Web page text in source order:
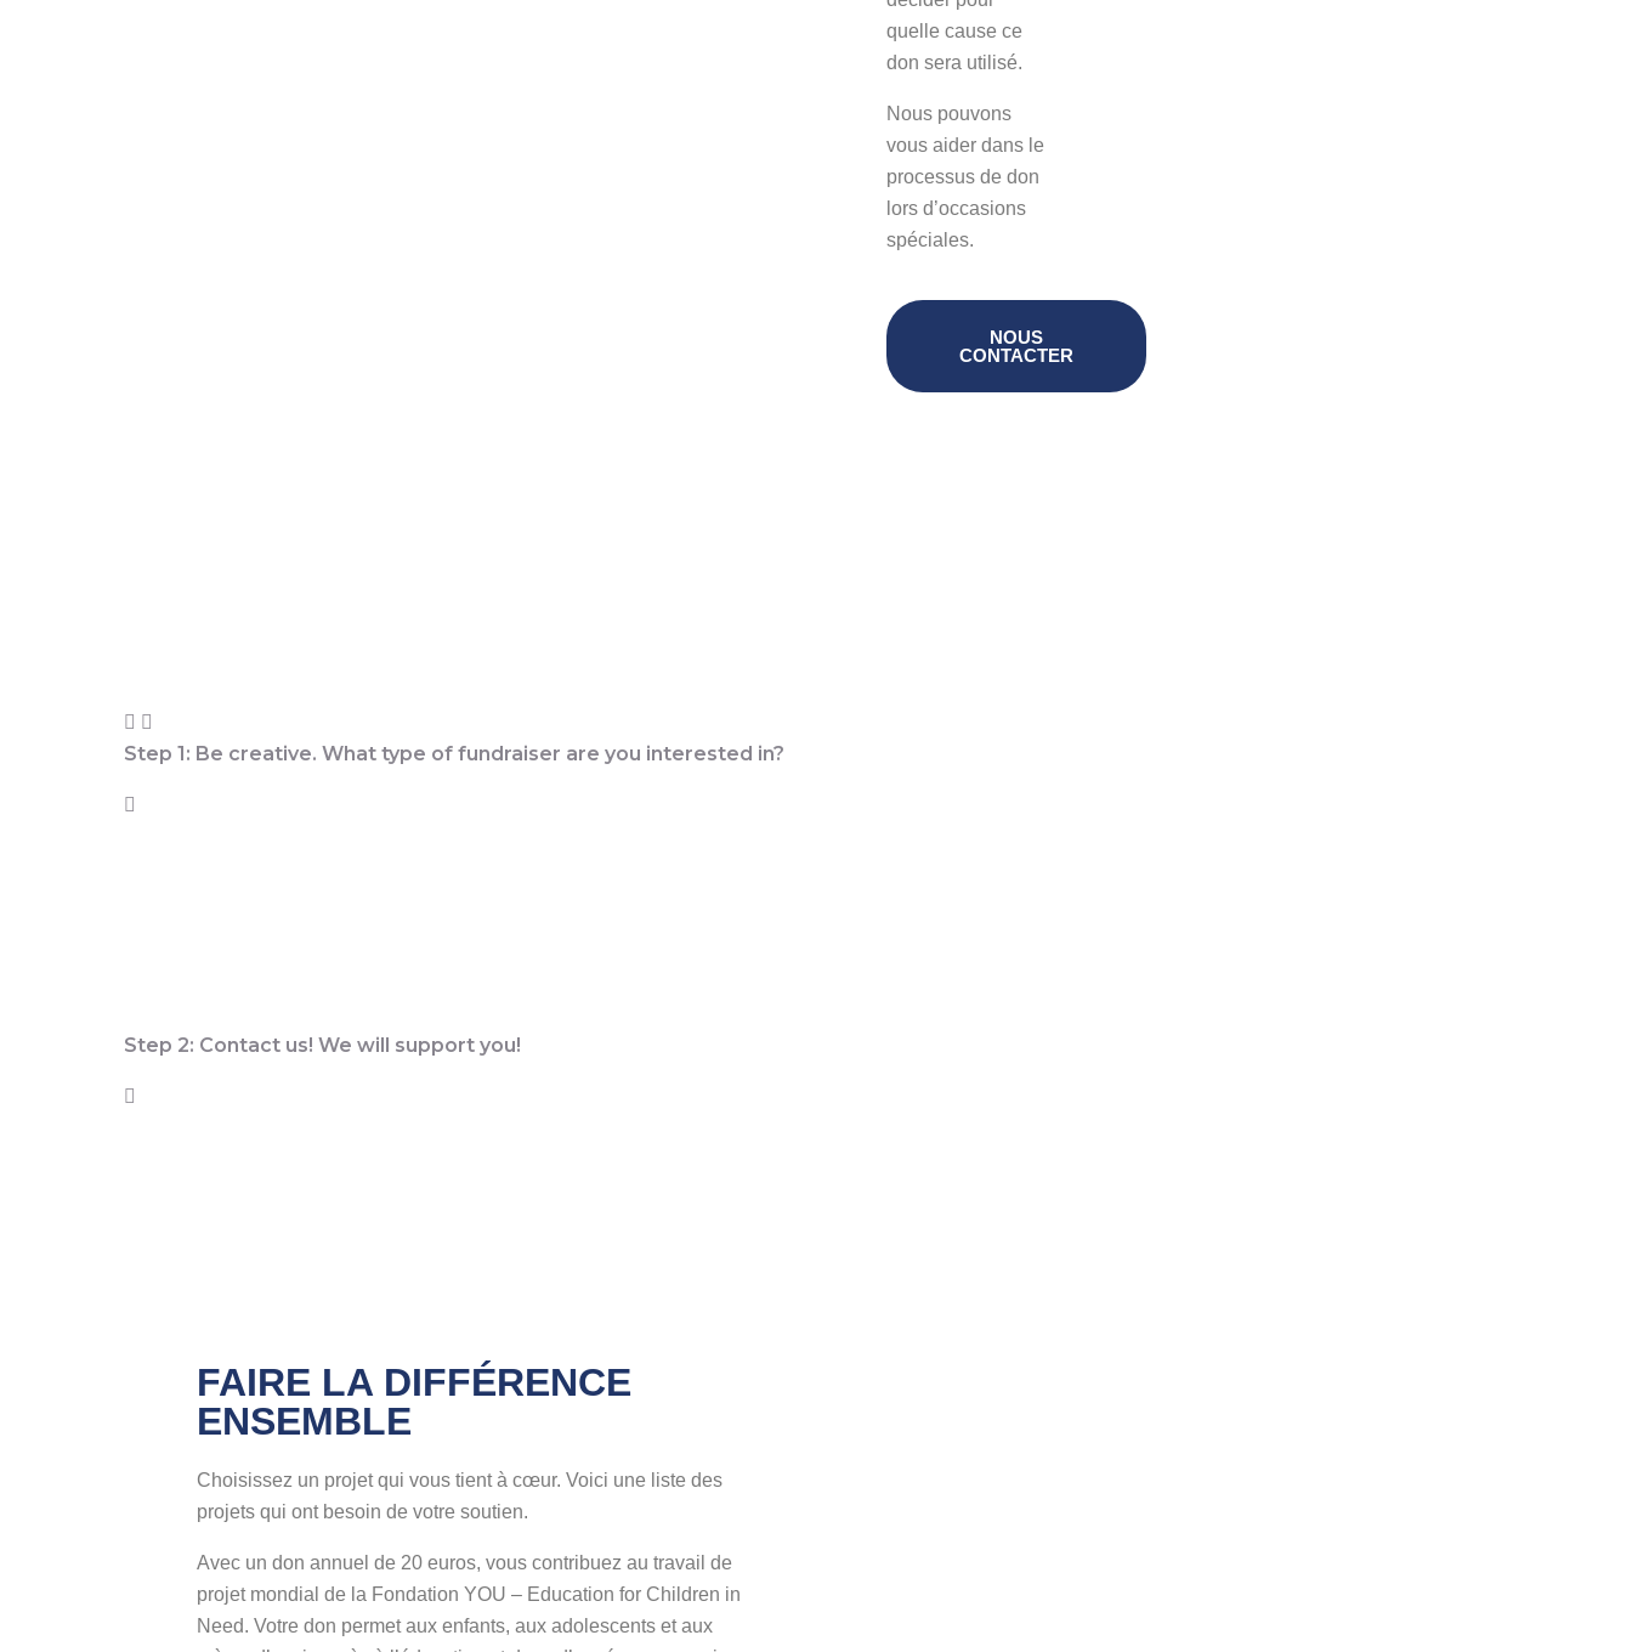
quelle cause ce
don sera utilisé.
Nous pouvons
vous aider dans le
processus de don
lors d’occasions
spéciales.
NOUS
CONTACTER
Step 1: Be creative. What type of fundraiser are you interested in?
Step 2: Contact us! We will support you!
FAIRE LA DIFFÉRENCE
ENSEMBLE
Choisissez un projet qui vous tient à cœur. Voici une liste des
projets qui ont besoin de votre soutien.
Avec un don annuel de 20 euros, vous contribuez au travail de
projet mondial de la Fondation YOU – Education for Children in
Need. Votre don permet aux enfants, aux adolescents et aux